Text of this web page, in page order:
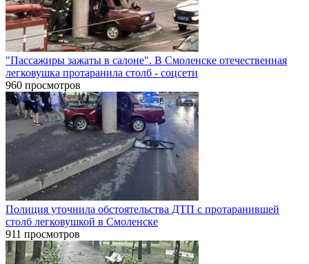
"Пассажиры зажаты в салоне". В Смоленске отечественная
легковушка протаранила столб - соцсети
960 просмотров
Полиция уточнила обстоятельства ДТП с протаранившей
столб легковушкой в Смоленске
911 просмотров